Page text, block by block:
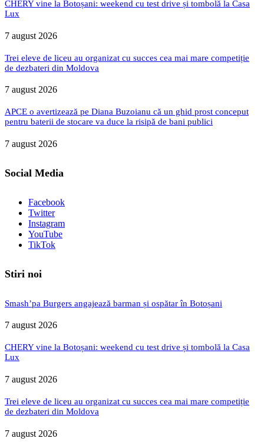
CHERY vine la Botoșani: weekend cu test drive și tombolă la Casa
Lux
7 august 2026
Trei eleve de liceu au organizat cu succes cea mai mare competiție
de dezbateri din Moldova
7 august 2026
APCE o avertizează pe Diana Buzoianu că un ghid prost conceput
pentru baterii de stocare va duce la risipă de bani publici
7 august 2026
Social Media
Facebook
Twitter
Instagram
YouTube
TikTok
Stiri noi
Smash’pa Burgers angajează barman și ospătar în Botoșani
7 august 2026
CHERY vine la Botoșani: weekend cu test drive și tombolă la Casa
Lux
7 august 2026
Trei eleve de liceu au organizat cu succes cea mai mare competiție
de dezbateri din Moldova
7 august 2026